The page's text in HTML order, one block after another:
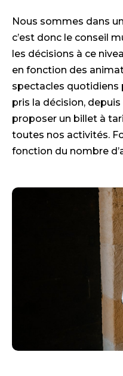
Nous sommes dans
c’est donc le conseil
les décisions à ce
en fonction des
spectacles quotidiens
pris la décision,
proposer un billet à
toutes nos activités.
fonction du nombre